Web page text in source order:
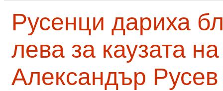
Русенци дариха
лева за каузата
Александър Русев